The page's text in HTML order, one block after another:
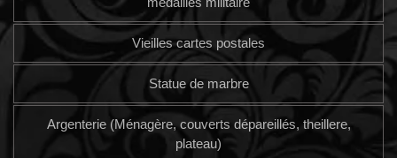
Vieilles cartes postales
Statue de marbre
Argenterie (Ménagère, couverts dépareillés, theillere,
plateau)